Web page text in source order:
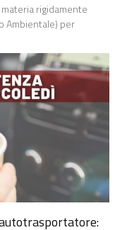
rigidamente
Ambientale) per